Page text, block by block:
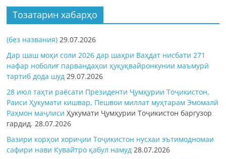
Тозатарин хабарҳо
(без названия) 29.07.2026
Дар шаш моҳи соли 2026 дар шаҳри Ваҳдат нисбати 271
нафар ноболиғ парвандаҳои ҳуқуқвайронкунии маъмурӣ
тартиб дода шуд 29.07.2026
28 июл таҳти раёсати Президенти Ҷумҳурии Тоҷикистон,
Раиси Ҳукумати кишвар, Пешвои миллат муҳтарам Эмомалӣ
Раҳмон маҷлисиҲукумати Ҷумҳурии Тоҷикистон баргузор
гардид. 28.07.2026
Вазири корҳои хориҷии Тоҷикистон нусхаи эътимодномаи
сафири нави Кувайтро қабул намуд 28.07.2026